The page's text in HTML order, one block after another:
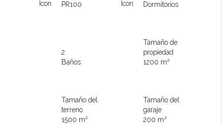
PR100
Dormitorios
2
Baños
Tamaño de
propiedad
1200 m²
Tamaño del
terreno
1500 m²
Tamaño del
garaje
200 m²